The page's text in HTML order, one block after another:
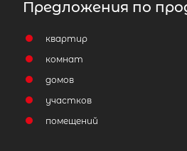
Предложения по
квартир
комнат
домов
участков
помещений